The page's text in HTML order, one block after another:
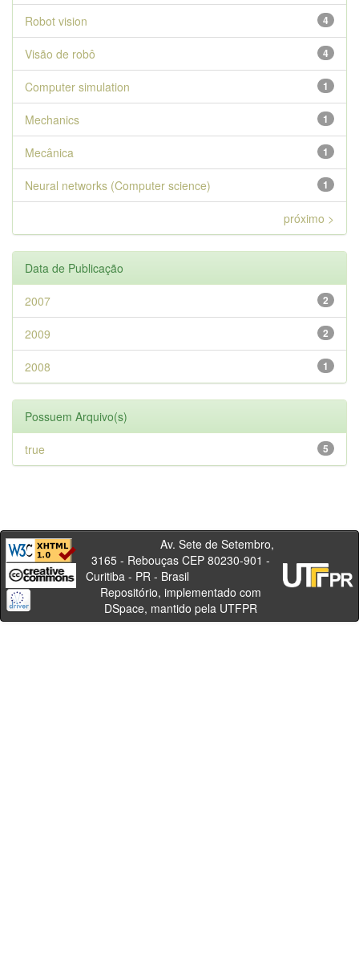
4
Robot vision
4
Visão de robô
1
Computer simulation
1
Mechanics
1
Mecânica
1
Neural networks (Computer science)
próximo >
Data de Publicação
2
2007
2
2009
1
2008
Possuem Arquivo(s)
5
true
Av. Sete de Setembro,
3165 - Rebouças CEP 80230-901 -
Curitiba - PR - Brasil
Repositório, implementado com
DSpace, mantido pela UTFPR